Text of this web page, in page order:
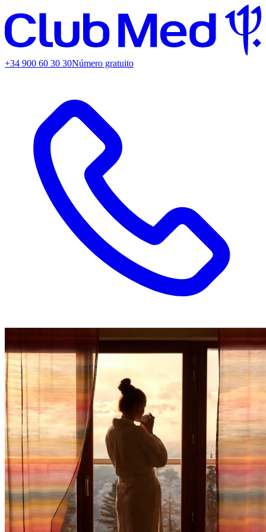
+34 900 60 30 30Número gratuito